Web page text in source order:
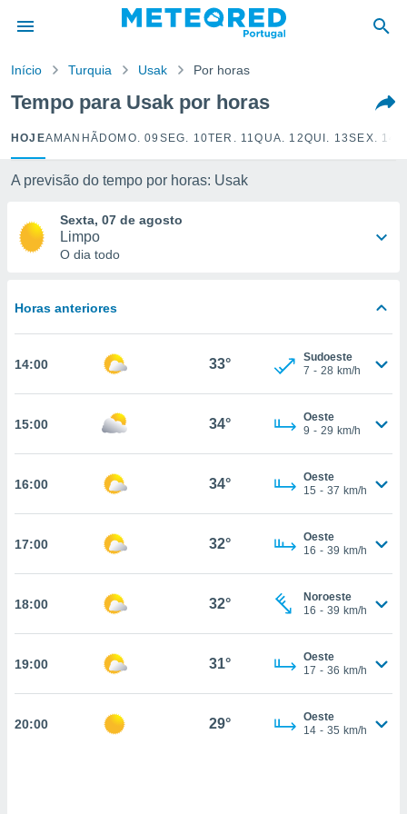
da
foi
as
fornecidas
ou
permite-
a
todos os
no
CONFIGURAÇÕES
Início Turquia Usak Por horas
Tempo para Usak por horas
HOJEAMANHÃ DOMO. 09 SEG. 10TER. 11QUA. 12QUI. 13SEX. 14
A previsão do tempo por horas: Usak
Sexta, 07 de agosto
Limpo
O dia todo
Horas anteriores
14:00 33°
Sudoeste
7 - 28 km/h
15:00 34°
Oeste
9 - 29 km/h
16:00 34°
Oeste
15 - 37 km/h
17:00 32°
Oeste
16 - 39 km/h
18:00 32°
Noroeste
16 - 39 km/h
19:00 31°
Oeste
17 - 36 km/h
20:00 29°
Oeste
14 - 35 km/h